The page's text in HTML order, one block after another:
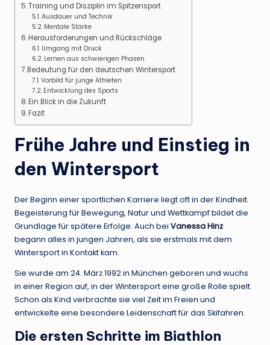
Training und Disziplin im Spitzensport
Ausdauer und Technik
Mentale Stärke
Herausforderungen und Rückschläge
Umgang mit Druck
Lernen aus schwierigen Phasen
Bedeutung für den deutschen Wintersport
Vorbild für junge Athleten
Entwicklung des Sports
Ein Blick in die Zukunft
Fazit
Frühe Jahre und Einstieg in
den Wintersport
Der Beginn einer sportlichen Karriere liegt oft in der Kindheit.
Begeisterung für Bewegung, Natur und Wettkampf bildet die
Grundlage für spätere Erfolge. Auch bei Vanessa Hinz
begann alles in jungen Jahren, als sie erstmals mit dem
Wintersport in Kontakt kam.
Sie wurde am 24. März 1992 in München geboren und wuchs
in einer Region auf, in der Wintersport eine große Rolle spielt.
Schon als Kind verbrachte sie viel Zeit im Freien und
entwickelte eine besondere Leidenschaft für das Skifahren.
Die ersten Schritte im Biathlon